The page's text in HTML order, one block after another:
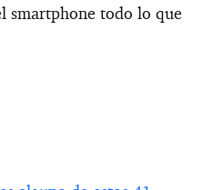
smartphone todo lo que